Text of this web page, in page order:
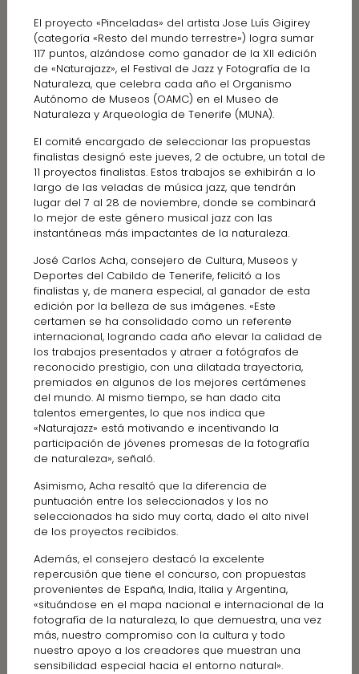
El proyecto «Pinceladas» del artista Jose Luís Gigirey
(categoría «Resto del mundo terrestre») logra sumar
117 puntos, alzándose como ganador de la XII edición
de «Naturajazz», el Festival de Jazz y Fotografía de la
Naturaleza, que celebra cada año el Organismo
Autónomo de Museos (OAMC) en el Museo de
Naturaleza y Arqueología de Tenerife (MUNA).
El comité encargado de seleccionar las propuestas
finalistas designó este jueves, 2 de octubre, un total de
11 proyectos finalistas. Estos trabajos se exhibirán a lo
largo de las veladas de música jazz, que tendrán
lugar del 7 al 28 de noviembre, donde se combinará
lo mejor de este género musical jazz con las
instantáneas más impactantes de la naturaleza.
José Carlos Acha, consejero de Cultura, Museos y
Deportes del Cabildo de Tenerife, felicitó a los
finalistas y, de manera especial, al ganador de esta
edición por la belleza de sus imágenes. «Este
certamen se ha consolidado como un referente
internacional, logrando cada año elevar la calidad de
los trabajos presentados y atraer a fotógrafos de
reconocido prestigio, con una dilatada trayectoria,
premiados en algunos de los mejores certámenes
del mundo. Al mismo tiempo, se han dado cita
talentos emergentes, lo que nos indica que
«Naturajazz» está motivando e incentivando la
participación de jóvenes promesas de la fotografía
de naturaleza», señaló.
Asimismo, Acha resaltó que la diferencia de
puntuación entre los seleccionados y los no
seleccionados ha sido muy corta, dado el alto nivel
de los proyectos recibidos.
Además, el consejero destacó la excelente
repercusión que tiene el concurso, con propuestas
provenientes de España, India, Italia y Argentina,
«situándose en el mapa nacional e internacional de la
fotografía de la naturaleza, lo que demuestra, una vez
más, nuestro compromiso con la cultura y todo
nuestro apoyo a los creadores que muestran una
sensibilidad especial hacia el entorno natural».